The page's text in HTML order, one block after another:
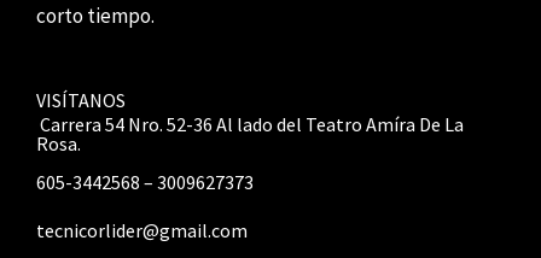
corto tiempo.
VISÍTANOS
Carrera 54 Nro. 52-36 Al lado del Teatro Amíra De La
Rosa.
605-3442568 – 3009627373
tecnicorlider@gmail.com